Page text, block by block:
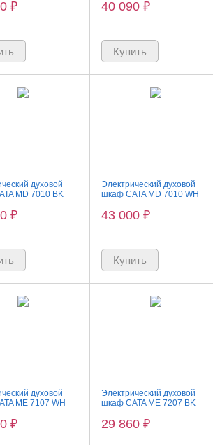
₽ 40 090 ₽
духовой
MD 7010 BK
₽
Электрический духовой
шкаф CATA MD 7010 WH
43 000 ₽
духовой
ME 7107 WH
₽
Электрический духовой
шкаф CATA ME 7207 BK
29 860 ₽